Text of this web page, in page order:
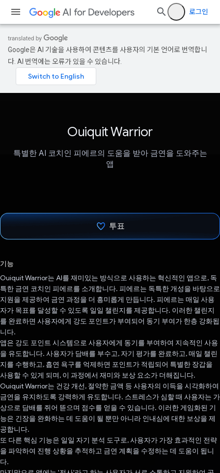
로그인
Google은 AI 기술을 사용하여 콘텐츠를 사용자의 기본 언어로 번역합니
다. AI 번역에는 오류가 있을 수 있습니다.
Ouiquit Warrior
특별한 AI 코치인 피에르의 도움을 받아 금연을 도와주는
앱
투표
기능
Ouiquit Warrior는 AI를 재미있는 방식으로 사용하는 혁신적인 앱으로, 독
특한 금연 코치인 피에르를 소개합니다. 피에르는 독특한 개성을 바탕으로
지원을 제공하여 금연 과정을 더 흥미롭게 만듭니다. 피에르는 매일 사용
자가 목표를 달성할 수 있도록 일일 챌린지를 제공합니다. 이러한 챌린지
를 완료하면 사용자에게 강도 포인트가 부여되어 동기 부여가 한층 강화됩
니다.
앱은 강도 포인트 시스템으로 사용자에게 동기를 부여하여 지속적인 사용
을 유도합니다. 사용자가 담배를 부수고, 자기 평가를 완료하고, 매일 챌린
지를 수행하고, 흡연 욕구를 억제하면 포인트가 적립되어 특별한 장갑을
사용할 수 있게 되며, 이 과정에서 재미와 보상 요소가 더해집니다.
Ouiquit Warrior는 건강 개선, 절약한 금액 등 사용자의 이득을 시각화하여
금연을 유지하도록 강력하게 유도합니다. 스트레스가 심할 때 사용자는 가
상으로 담배를 쥐어 뜯으며 점수를 얻을 수 있습니다. 이러한 게임화된 기
능은 긴장을 완화하는 데 도움이 될 뿐만 아니라 인내심에 대한 보상을 제
공합니다.
또 다른 핵심 기능은 일일 자기 분석 도구로, 사용자가 가장 효과적인 전략
을 파악하여 진행 상황을 추적하고 금연 계획을 수정하는 데 도움이 됩니
다.